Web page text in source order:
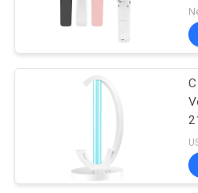
SITEMAP
Openlucht
C